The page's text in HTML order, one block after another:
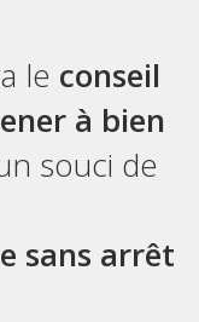
le conseil
à bien
souci de
sans arrêt